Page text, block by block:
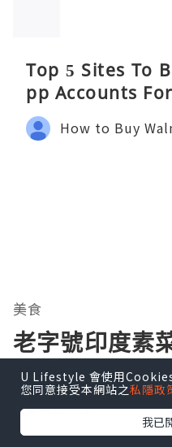
Top 5 Sites To
pp Accounts
How to Buy
美食
老字號印度素
意達
瀏覽次數:372
U Lifestyle 會使用
您同意接受本網站之私隱政
我已